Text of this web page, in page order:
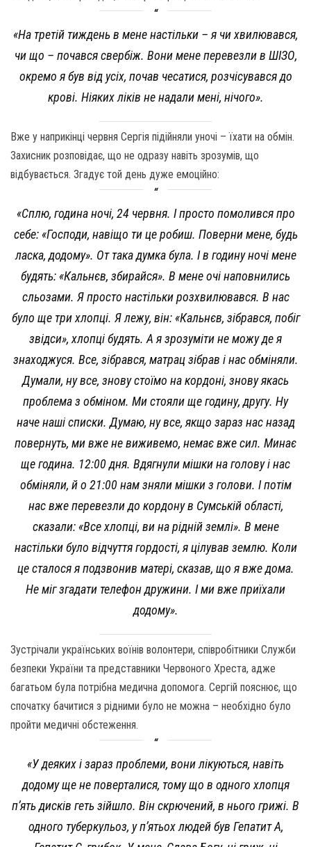
«На третій тиждень в мене настільки – я чи хвилювався,
чи що – почався свербіж. Вони мене перевезли в ШІЗО,
окремо я був від усіх, почав чесатися, розчісувався до
крові. Ніяких ліків не надали мені, нічого».
Вже у наприкінці червня Сергія підійняли уночі – їхати на обмін.
Захисник розповідає, що не одразу навіть зрозумів, що
відбувається. Згадує той день дуже емоційно:
«Сплю, година ночі, 24 червня. І просто помолився про
себе: «Господи, навіщо ти це робиш. Поверни мене, будь
ласка, додому». От така думка була. І в годину ночі мене
будять: «Кальнєв, збирайся». В мене очі наповнились
сльозами. Я просто настільки розхвилювався. В нас
було ще три хлопці. Я лежу, він: «Кальнєв, зібрався, побіг
звідси», хлопці будять. А я зрозуміти не можу де я
знаходжуся. Все, зібрався, матрац зібрав і нас обміняли.
Думали, ну все, знову стоїмо на кордоні, знову якась
проблема з обміном. Ми стояли ще годину, другу. Ну
наче наші списки. Думаю, ну все, якщо зараз нас назад
повернуть, ми вже не виживемо, немає вже сил. Минає
ще година. 12:00 дня. Вдягнули мішки на голову і нас
обміняли, й о 21:00 нам зняли мішки з голови. І потім
нас вже перевезли до кордону в Сумській області,
сказали: «Все хлопці, ви на рідній землі». В мене
настільки було відчуття гордості, я цілував землю. Коли
це сталося я подзвонив матері, сказав, що я вже дома.
Не міг згадати телефон дружини. І ми вже приїхали
додому».
Зустрічали українських воїнів волонтери, співробітники Служби
безпеки України та представники Червоного Хреста, адже
багатьом була потрібна медична допомога. Сергій пояснює, що
спочатку бачитися з рідними було не можна – необхідно було
пройти медичні обстеження.
«У деяких і зараз проблеми, вони лікуються, навіть
додому ще не поверталися, тому що в одного хлопця
п’ять дисків геть зійшло. Він скрючений, в нього грижі. В
одного туберкульоз, у п’ятьох людей був Гепатит А,